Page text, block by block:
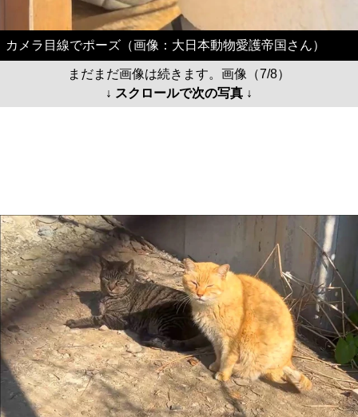
カメラ目線でポーズ（画像：大日本動物愛護帝国さん）
まだまだ画像は続きます。画像（7/8）
↓ スクロールで次の写真 ↓